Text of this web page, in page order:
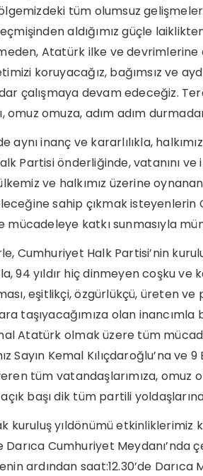
tüm olumsuz
aldığımız güçle
Atatürk ilke ve devrimlerine
koruyacağız, bağımsız ve
çalışmaya devam edeceğiz.
omuz omuza, adım adım
aynı inanç ve kararlılıkla,
Partisi önderliğinde, vatanını ve
ve halkımız üzerine
sahip çıkmak isteyenlerin
mücadeleye katkı sunmasıyla
Cumhuriyet Halk Partisi’nin
94 yıldır hiç dinmeyen coşku ve
eşitlikçi, özgürlükçü, üreten ve
taşıyacağımıza olan
Atatürk olmak üzere tüm
Sayın Kemal Kılıçdaroğlu’na ve
tüm vatandaşlarımıza,
başı dik tüm partili
kuruluş yıldönümü etkinliklerimiz
Darıca Cumhuriyet Meydanı’nda
ardından saat:12.30’de Darıca